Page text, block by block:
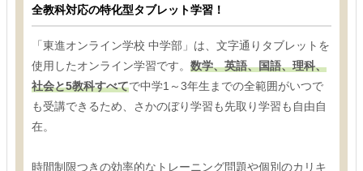
全教科対応の特化型タブレット学習！
「東進オンライン学校 中学部」は、文字通りタブレットを
使用したオンライン学習です。 数学、英語、国語、理科、
社会と5教科すべてで中学1～3年生までの全範囲がいつで
も受講できるため、さかのぼり学習も先取り学習も自由自
在。
時間制限つきの効率的なトレーニング問題や個別のカリキ